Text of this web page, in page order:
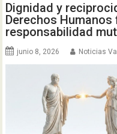
Dignidad y
Derechos
responsabilidad
junio 8, 2026 Noticias